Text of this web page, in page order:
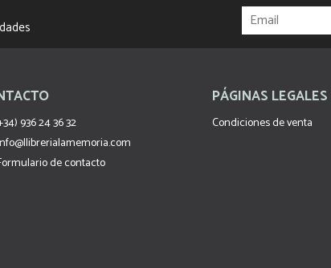
936 24 36 32
de contacto
PÁGINAS LEGALES
Condiciones de venta